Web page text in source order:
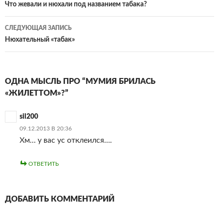
по
записям
Что жевали и нюхали под названием табака?
СЛЕДУЮЩАЯ ЗАПИСЬ
Нюхательный «табак»
ОДНА МЫСЛЬ ПРО “МУМИЯ БРИЛАСЬ
«ЖИЛЕТТОМ»?”
sil200
09.12.2013 В 20:36
Хм… у вас ус отклеился….
ОТВЕТИТЬ
ДОБАВИТЬ КОММЕНТАРИЙ